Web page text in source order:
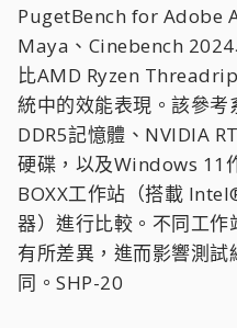
PugetBench for Adobe
Maya、Cinebench
比AMD Ryzen
統中的效能表現。該參
DDR5記憶體、NVIDIA
硬碟，以及Windows 11
BOXX工作站（搭載
器）進行比較。不同工
有所差異，進而影響測
同。SHP-20